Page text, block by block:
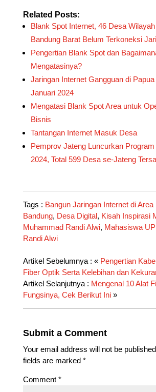
Related Posts:
Blank Spot Internet, 46 Desa Wilayah
Bandung Barat Belum Terkoneksi
Pengertian Blank Spot dan
Mengatasinya?
Jaringan Internet Gangguan di
Januari 2024
Mengatasi Blank Spot Area untuk
Bisnis
Tantangan Internet Masuk Desa
Pemprov Jateng Luncurkan
2024, Total 599 Desa se-Jateng
Tags : Bangun Jaringan Internet di
Bandung, Desa Digital, Kisah Inspirasi
Muhammad Randi Alwi, Mahasiswa
Randi Alwi
Artikel Sebelumnya : « Pengertian
Fiber Optik Serta Kelebihan dan
Artikel Selanjutnya : Mengenal 10 Alat
Fungsinya, Cek Berikut Ini»
Submit a Comment
Your email address will not be
fields are marked *
Comment *